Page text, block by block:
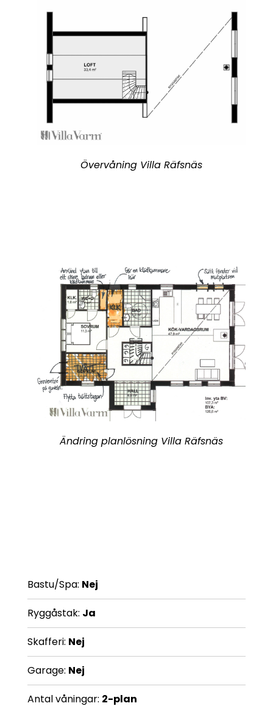
Övervåning Villa Räfsnäs
Ändring planlösning Villa Räfsnäs
Bastu/Spa: Nej
Ryggåstak: Ja
Skafferi: Nej
Garage: Nej
Antal våningar: 2-plan